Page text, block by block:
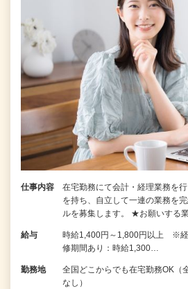
仕事内容
在宅勤務にて会計・経理業務を
を持ち、自立して一連の業務を
ルを募集します。 ★お願いする
給与
時給1,400円～1,800円以上 ※経
修期間あり：時給1,300…
勤務地
全国どこからでも在宅勤務OK（
なし）